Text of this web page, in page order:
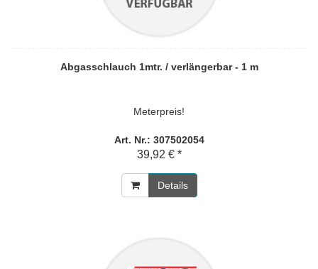
Abgasschlauch 1mtr. / verlängerbar - 1 m
Meterpreis!
Art. Nr.: 307502054
39,92 € *
Details